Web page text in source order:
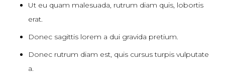
Ut eu quam malesuada, rutrum diam quis, lobortis
erat.
Donec sagittis lorem a dui gravida pretium.
Donec rutrum diam est, quis cursus turpis vulputate
a.